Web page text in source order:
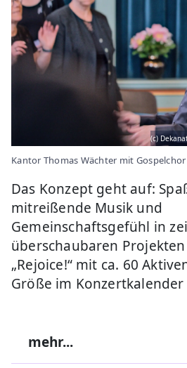
(c)
Kantor Thomas Wächter mit Gospelchor
Das Konzept geht auf:
mitreißende Musik und
Gemeinschaftsgefühl in
überschaubaren
„Rejoice!“ mit ca. 60
Größe im
mehr...